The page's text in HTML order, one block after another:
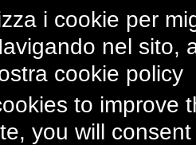
i cookie per
nel sito,
cookie
to improve
you will